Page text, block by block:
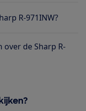
R-971INW?
de Sharp R-